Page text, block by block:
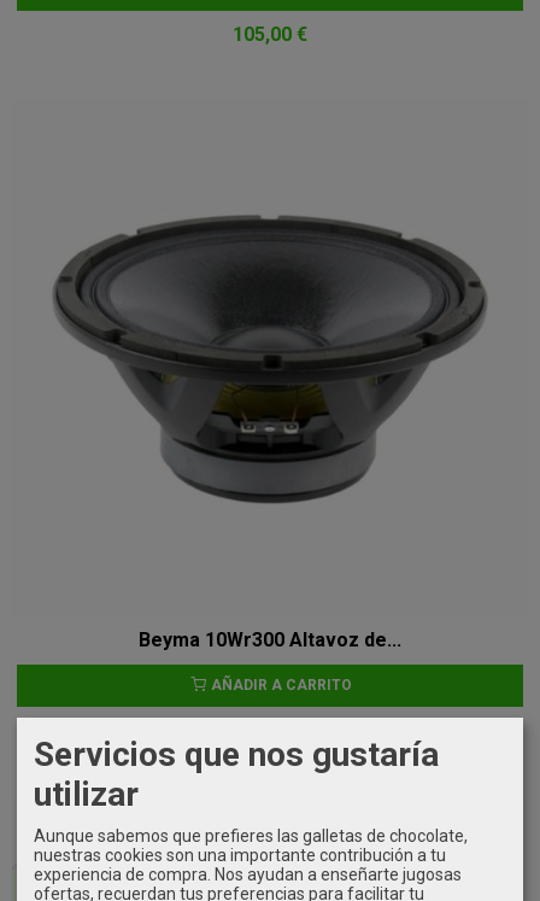
105,00 €
Beyma 10Wr300 Altavoz de...
AÑADIR A CARRITO
Últimas unidades
Servicios que nos gustaría
utilizar
Aunque sabemos que prefieres las galletas de chocolate,
nuestras cookies son una importante contribución a tu
experiencia de compra. Nos ayudan a enseñarte jugosas
ofertas, recuerdan tus preferencias para facilitar tu